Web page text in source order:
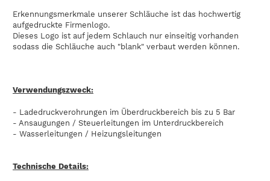
Erkennungsmerkmale unserer Schläuche ist das hochwertig
aufgedruckte Firmenlogo.
Dieses Logo ist auf jedem Schlauch nur einseitig vorhanden
sodass die Schläuche auch "blank" verbaut werden können.
Verwendungszweck:
- Ladedruckverohrungen im Überdruckbereich bis zu 5 Bar
- Ansaugungen / Steuerleitungen im Unterdruckbereich
- Wasserleitungen / Heizungsleitungen
Technische Details: